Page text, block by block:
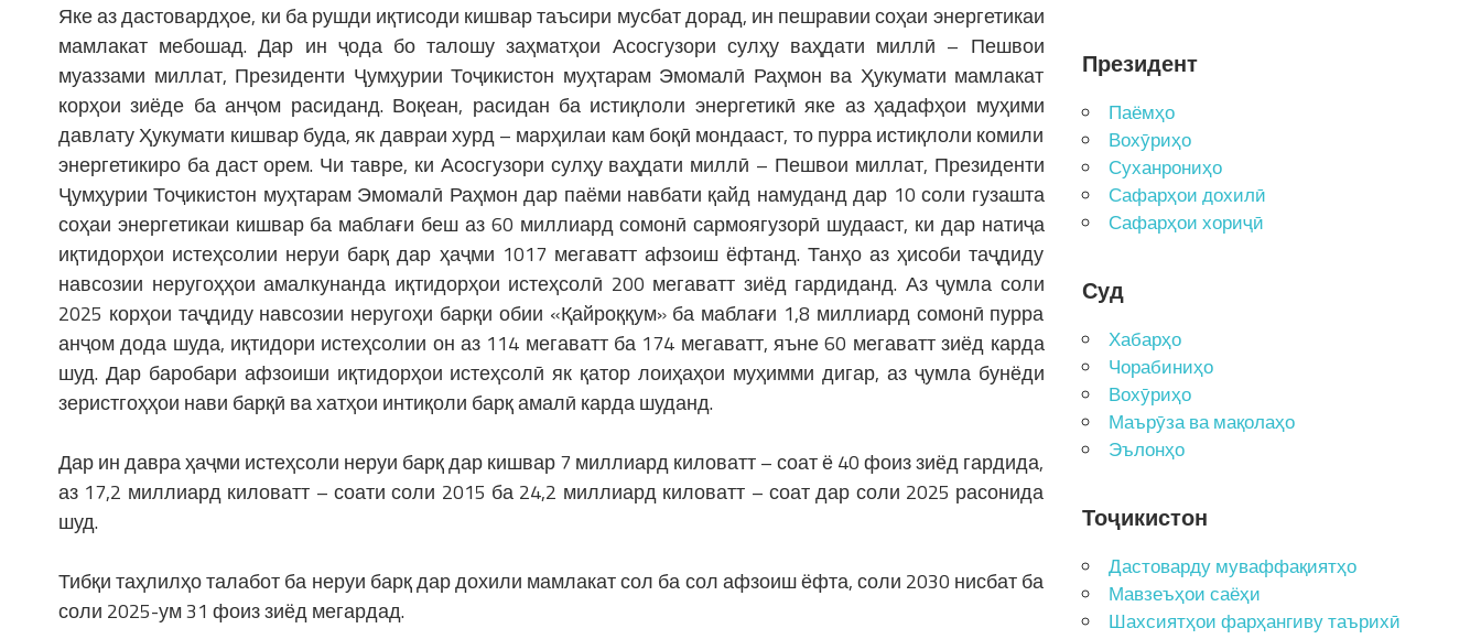
Яке аз дастовардҳое, ки ба рушди иқтисоди кишвар таъсири мусбат дорад, ин пешравии соҳаи энергетикаи
мамлакат мебошад. Дар ин ҷода бо талошу заҳматҳои Асосгузори сулҳу ваҳдати миллӣ – Пешвои
муаззами миллат, Президенти Ҷумҳурии Тоҷикистон муҳтарам Эмомалӣ Раҳмон ва Ҳукумати мамлакат
корҳои зиёде ба анҷом расиданд. Воқеан, расидан ба истиқлоли энергетикӣ яке аз ҳадафҳои муҳими
давлату Ҳукумати кишвар буда, як давраи хурд – марҳилаи кам боқӣ мондааст, то пурра истиқлоли комили
энергетикиро ба даст орем. Чи тавре, ки Асосгузори сулҳу ваҳдати миллӣ – Пешвои миллат, Президенти
Ҷумҳурии Тоҷикистон муҳтарам Эмомалӣ Раҳмон дар паёми навбати қайд намуданд дар 10 соли гузашта
соҳаи энергетикаи кишвар ба маблағи беш аз 60 миллиард сомонӣ сармоягузорӣ шудааст, ки дар натиҷа
иқтидорҳои истеҳсолии неруи барқ дар ҳаҷми 1017 мегаватт афзоиш ёфтанд. Танҳо аз ҳисоби таҷдиду
навсозии неругоҳҳои амалкунанда иқтидорҳои истеҳсолӣ 200 мегаватт зиёд гардиданд. Аз ҷумла соли
2025 корҳои таҷдиду навсозии неругоҳи барқи обии «Қайроққум» ба маблағи 1,8 миллиард сомонӣ пурра
анҷом дода шуда, иқтидори истеҳсолии он аз 114 мегаватт ба 174 мегаватт, яъне 60 мегаватт зиёд карда
шуд. Дар баробари афзоиши иқтидорҳои истеҳсолӣ як қатор лоиҳаҳои муҳимми дигар, аз ҷумла бунёди
зеристгоҳҳои нави барқӣ ва хатҳои интиқоли барқ амалӣ карда шуданд.
Дар ин давра ҳаҷми истеҳсоли неруи барқ дар кишвар 7 миллиард киловатт – соат ё 40 фоиз зиёд гардида,
аз 17,2 миллиард киловатт – соати соли 2015 ба 24,2 миллиард киловатт – соат дар соли 2025 расонида
шуд.
Тибқи таҳлилҳо талабот ба неруи барқ дар дохили мамлакат сол ба сол афзоиш ёфта, соли 2030 нисбат ба
соли 2025-ум 31 фоиз зиёд мегардад.
Президент
Паёмҳо
Вохӯриҳо
Суханрониҳо
Сафарҳои дохилӣ
Сафарҳои хориҷӣ
Суд
Хабарҳо
Чорабиниҳо
Вохӯриҳо
Маърӯза ва мақолаҳо
Эълонҳо
Тоҷикистон
Дастоварду муваффақиятҳо
Мавзеъҳои саёҳи
Шахсиятҳои фарҳангиву таърихӣ